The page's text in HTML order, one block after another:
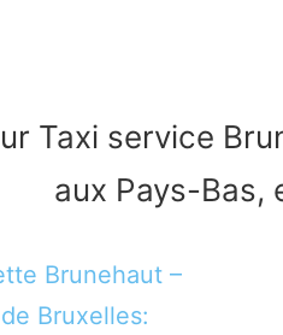
Taxi service
aux Pays-Bas,
Brunehaut –
Bruxelles: